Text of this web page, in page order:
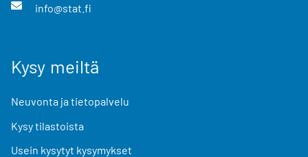
info@stat.fi
Kysy meiltä
Neuvonta ja tietopalvelu
Kysy tilastoista
Usein kysytyt kysymykset